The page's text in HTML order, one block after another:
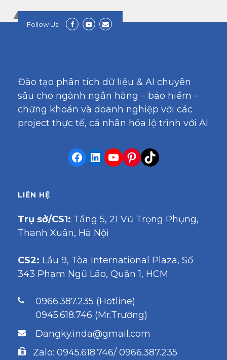
Follow Us
Đào tạo phân tích dữ liệu & AI chuyên
sâu cho ngành ngân hàng – bảo hiểm –
chứng khoán và doanh nghiệp với các
project thực tế, cá nhân hóa lộ trình với AI
LIÊN HỆ
Trụ sở/CS1: Tầng 5, 21 Vũ Trọng Phụng,
Thanh Xuân, Hà Nội
CS2: Lầu 9, Tòa International Plaza, Số
343 Phạm Ngũ Lão, Quận 1, HCM
0966.387.235 (Hotline)
0945.618.746 (Mr.Trưởng)
Dangky.inda@gmail.com
Zalo: 0945.618.746/ 0966.387.235